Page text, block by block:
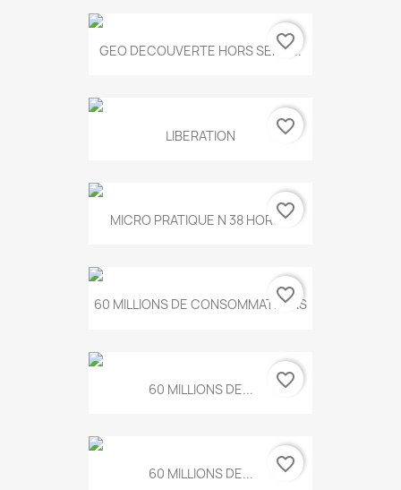
GEO DECOUVERTE HORS SERIE...
favorite_border
LIBERATION favorite_border
MICRO PRATIQUE N 38 HORS...
favorite_border
60 MILLIONS DE CONSOMMATEURS
favorite_border
60 MILLIONS DE... favorite_border
60 MILLIONS DE... favorite_border